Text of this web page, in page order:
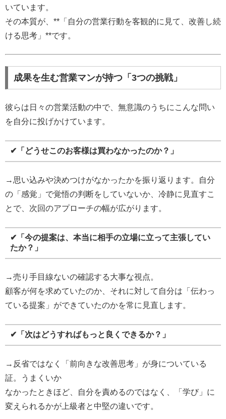
いています。
その本質が、**「自分の営業行動を客観的に見て、改善し続
ける思考」**です。
成果を生む営業マンが持つ「3つの挑戦」
彼らは日々の営業活動の中で、無意識のうちにこんな問い
を自分に投げかけています。
✔「どうせこのお客様は買わなかったのか？」
→思い込みや決めつけがなかったかを振り返ります。自分
の「感覚」で覚悟の判断をしていないか、冷静に見直すこ
とで、次回のアプローチの幅が広がります。
✔「今の提案は、本当に相手の立場に立って主張してい
たか？」
→売り手目線ないの確認する大事な視点。
顧客が何を求めていたのか、それに対して自分は「伝わっ
ている提案」ができていたのかを常に見直します。
✔「次はどうすればもっと良くできるか？」
→反省ではなく「前向きな改善思考」が身についている
証。うまくいか
なかったときほど、自分を責めるのではなく、「学び」に
変えられるかが上級者と中堅の違いです。